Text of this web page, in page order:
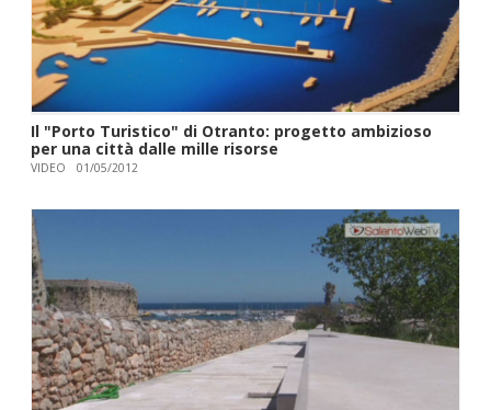
Il "Porto Turistico" di Otranto: progetto ambizioso
per una città dalle mille risorse
VIDEO 01/05/2012